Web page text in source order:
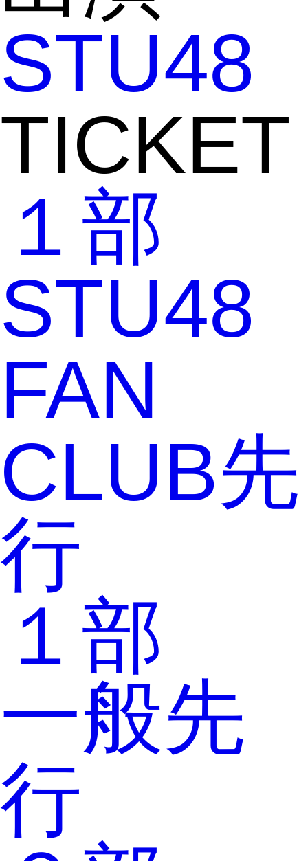
STU48
TICKET
１部
STU48
FAN
CLUB先
行
１部
一般先
行